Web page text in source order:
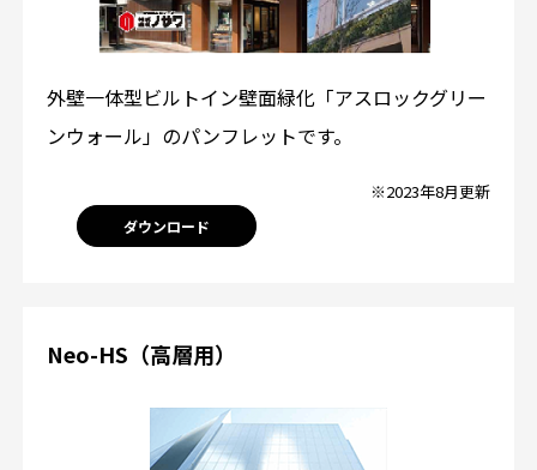
外壁一体型ビルトイン壁面緑化「アスロックグリー
ンウォール」のパンフレットです。
※2023年8月更新
ダウンロード
Neo-HS（高層用）